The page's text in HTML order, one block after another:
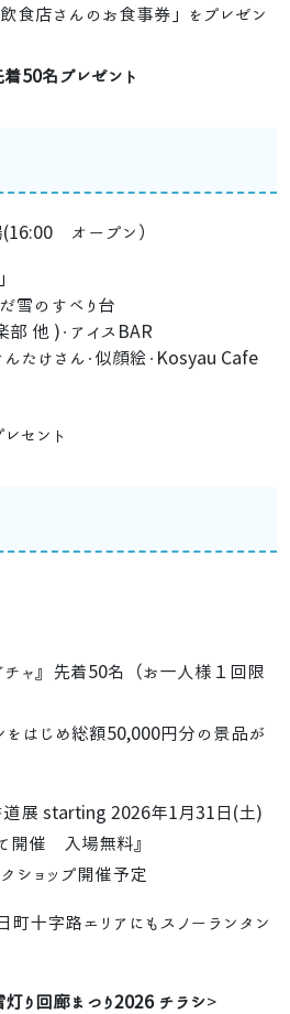
食店さんのお食事券」をプレゼン
名プレゼント
オープン）
雪のすべり台
他 )・アイスBAR
たけさん・似顔絵・Kosyau Cafe
セント
ャ』先着50名（お一人様１回限
をはじめ総額50,000円分の景品が
道展 starting 2026年1月31日(土)
開催 入場無料』
ショップ開催予定
町十字路エリアにもスノーランタン
り回廊まつり2026 チラシ>